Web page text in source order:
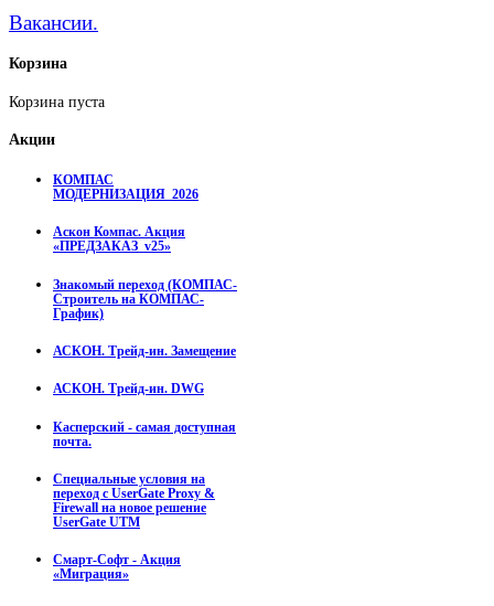
Вакансии.
Корзина
Корзина пуста
Акции
КОМПАС
МОДЕРНИЗАЦИЯ_2026
Аскон Компас. Акция
«ПРЕДЗАКАЗ_v25»
Знакомый переход (КОМПАС-
Строитель на КОМПАС-
График)
АСКОН. Трейд-ин. Замещение
АСКОН. Трейд-ин. DWG
Касперский - самая доступная
почта.
Специальные условия на
переход с UserGate Proxy &
Firewall на новое решение
UserGate UTM
Смарт-Софт - Акция
«Миграция»